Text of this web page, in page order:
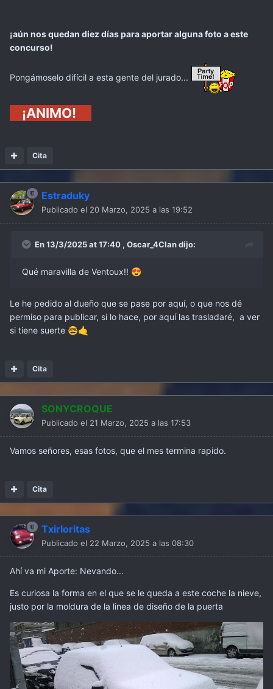
¡aún nos quedan diez días para aportar alguna foto a este
concurso!
Pongámoselo difícil a esta gente del jurado...
¡ANIMO!
Cita
Estraduky
Publicado el 20 Marzo, 2025 a las 19:52
En 13/3/2025 at 17:40 , Oscar_4Clandijo:
Qué maravilla de Ventoux!! 😍
Le he pedido al dueño que se pase por aquí, o que nos dé
permiso para publicar, si lo hace, por aquí las trasladaré, a ver
si tiene suerte 🤓🤙
Cita
SONYCROQUE
Publicado el 21 Marzo, 2025 a las 17:53
Vamos señores, esas fotos, que el mes termina rapido.
Cita
Txirloritas
Publicado el 22 Marzo, 2025 a las 08:30
Ahí va mi Aporte: Nevando...
Es curiosa la forma en el que se le queda a este coche la nieve,
justo por la moldura de la linea de diseño de la puerta